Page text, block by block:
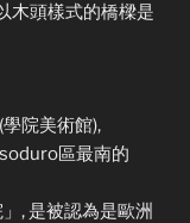
木頭樣式的橋樑是
院美術館),
區最南的
, 是被認為是歐洲